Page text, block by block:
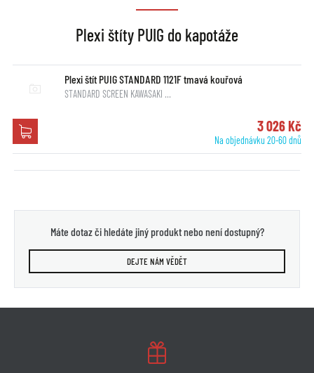
Plexi štíty PUIG do kapotáže
Plexi štít PUIG STANDARD 1121F tmavá kouřová
STANDARD SCREEN KAWASAKI …
3 026 Kč
Na objednávku 20-60 dnů
Máte dotaz či hledáte jiný produkt nebo není dostupný?
DEJTE NÁM VĚDĚT